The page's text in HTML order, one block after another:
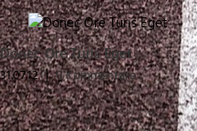
Donec Ore Turis Eget
31.07.12 | 0 Kommentare